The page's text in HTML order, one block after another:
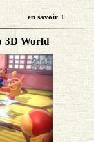
en savoir +
3D World